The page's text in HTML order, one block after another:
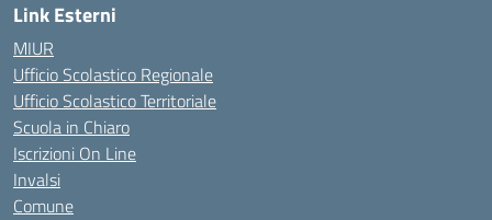
Link Esterni
MIUR
Ufficio Scolastico Regionale
Ufficio Scolastico Territoriale
Scuola in Chiaro
Iscrizioni On Line
Invalsi
Comune